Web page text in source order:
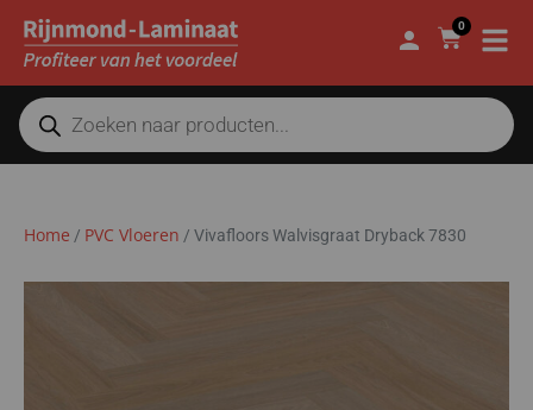
0
Home / PVC Vloeren / Vivafloors Walvisgraat Dryback 7830